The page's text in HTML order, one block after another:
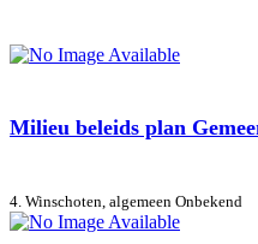
Milieu beleids plan
4. Winschoten, algemeen Onbekend